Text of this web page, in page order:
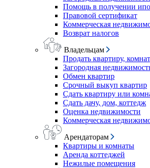
Помощь в получении
Правовой сертификат
Коммерческая
Возврат налогов
Владельцам
Продать квартиру,
Загородная
Обмен квартир
Срочный выкуп квартир
Сдать квартиру или
Сдать дачу, дом, коттедж
Оценка недвижимости
Коммерческая
Арендаторам
Квартиры и комнаты
Аренда коттеджей
Нежилые помещения